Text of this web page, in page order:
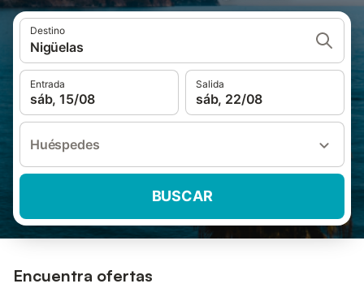
Destino
Nigüelas
Entrada
sáb, 15/08
Salida
sáb, 22/08
Huéspedes
BUSCAR
Encuentra ofertas